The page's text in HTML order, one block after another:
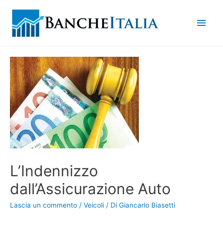
L’Indennizzo
dall’Assicurazione Auto
Lascia un commento / Veicoli / Di Giancarlo Biasetti